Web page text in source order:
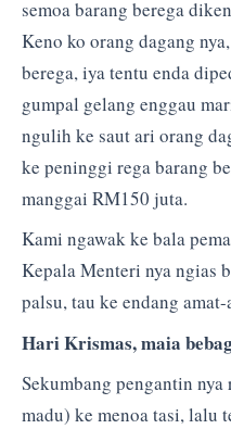
semoa barang berega
Keno ko orang dagang
berega, iya tentu enda
gumpal gelang enggau
ngulih ke saut ari orang
ke peninggi rega barang
manggai RM150 juta.
Kami ngawak ke bala
Kepala Menteri nya ngias
palsu, tau ke endang
Hari Krismas, maia
Sekumbang pengantin
madu) ke menoa tasi, lalu